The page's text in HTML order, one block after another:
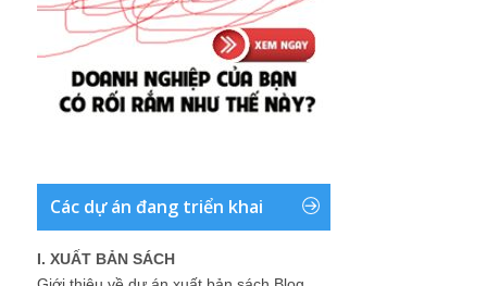
Các dự án đang triển khai
I. XUẤT BẢN SÁCH